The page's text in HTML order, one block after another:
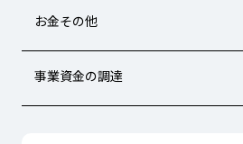
お金その他
事業資金の調達